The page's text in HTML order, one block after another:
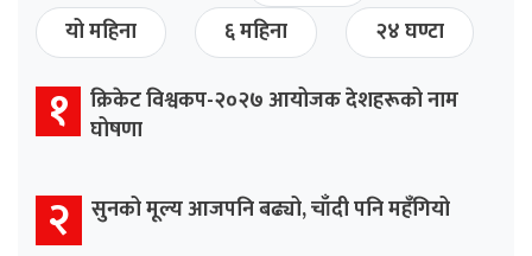
यो महिना
६ महिना २४ घण्टा
१ क्रिकेट विश्वकप-२०२७ आयोजक देशहरूको नाम
घोषणा
२ सुनको मूल्य आजपनि बढ्यो, चाँदी पनि महँगियो